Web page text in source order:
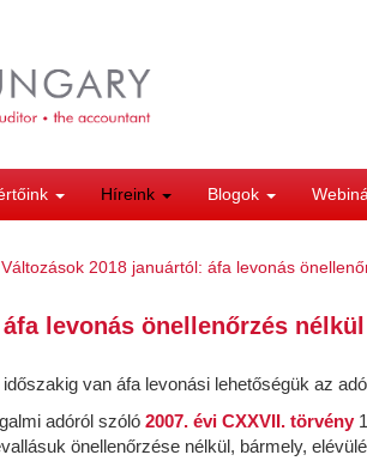
Híreink Blogok
Változások 2018 januártól: áfa levonás
levonás önellenőrzés nélkül
van áfa levonási lehetőségük az
adóról szóló 2007. évi CXXVII. törvény
önellenőrzése nélkül, bármely,